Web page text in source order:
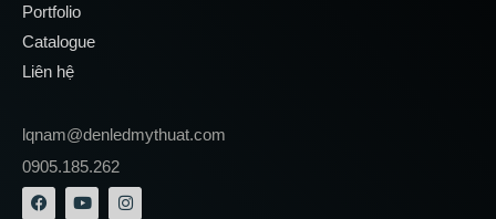
Portfolio
Catalogue
Liên hệ
lqnam@denledmythuat.com
0905.185.262